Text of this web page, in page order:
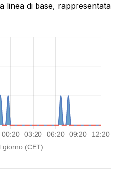
linea di base, rappresentata